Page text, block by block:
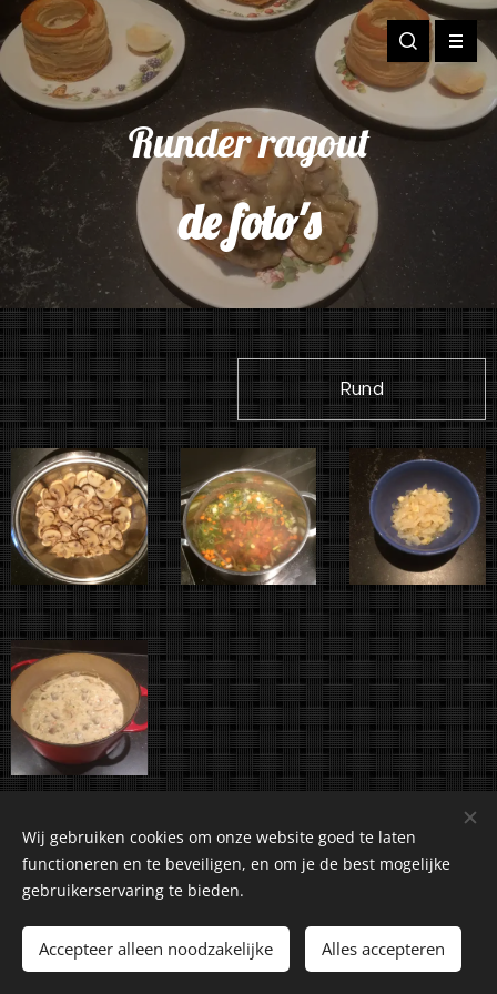
Runder ragout
de foto's
Rund
©2018-2026 Kuiranto Culinary Creations. Oosseldstraat 8,
Cookies
Wij gebruiken cookies om onze website goed te laten
functioneren en te beveiligen, en om je de best mogelijke
gebruikerservaring te bieden.
Accepteer alleen noodzakelijke Alles accepteren